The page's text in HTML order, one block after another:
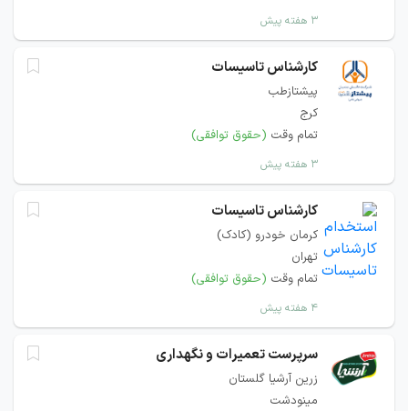
۳ هفته پیش
کارشناس تاسیسات
پیشتازطب
کرج
تمام وقت (حقوق توافقی)
۳ هفته پیش
کارشناس تاسیسات
کرمان خودرو (کادک)
تهران
تمام وقت (حقوق توافقی)
۴ هفته پیش
سرپرست تعمیرات و نگهداری
زرین آرشیا گلستان
مینودشت